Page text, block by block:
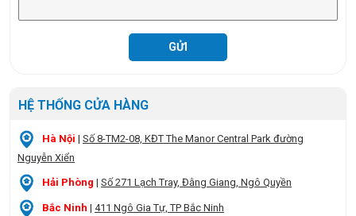
HỆ THỐNG CỬA HÀNG
Hà Nội | Số 8-TM2-08, KĐT The Manor Central Park đường
Nguyễn Xiển
Hải Phòng | Số 271 Lạch Tray, Đằng Giang, Ngô Quyền
Bắc Ninh | 411 Ngô Gia Tự, TP Bắc Ninh